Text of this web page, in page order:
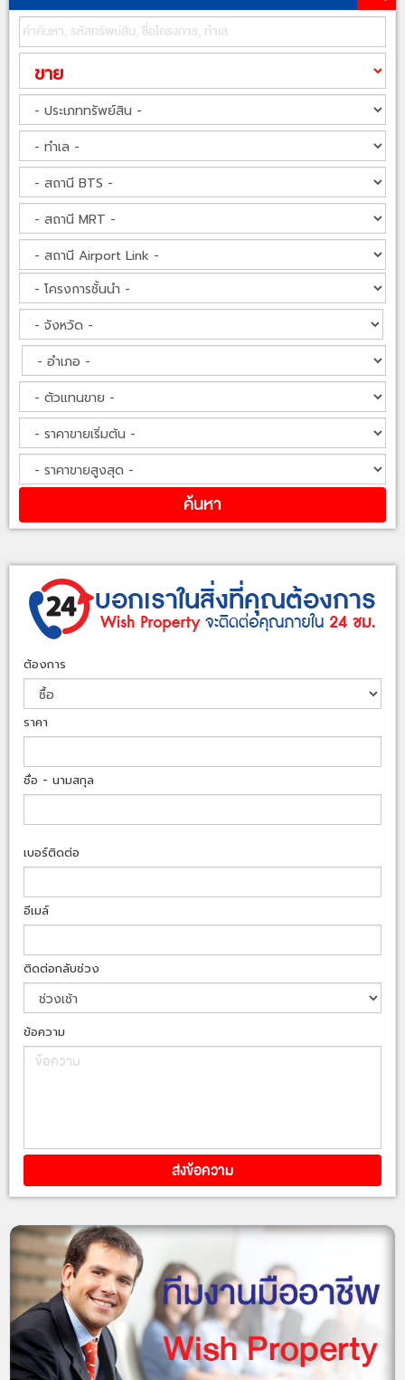
ต้องการ
ราคา
ชื่อ - นามสกุล
เบอร์ติดต่อ
อีเมล์
ติดต่อกลับช่วง
ข้อความ